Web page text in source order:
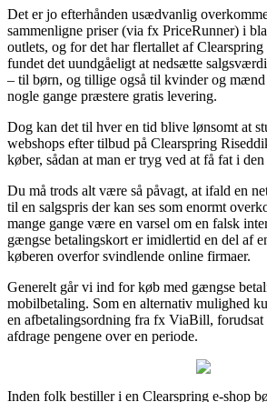
Det er jo efterhånden usædvanlig
sammenligne priser (via fx PriceRunner) i
outlets, og for det har flertallet af
fundet det uundgåeligt at nedsætte
– til børn, og tillige også til kvinder og mænd
nogle gange præstere gratis levering.
Dog kan det til hver en tid blive lønsomt at
webshops efter tilbud på Clearspring
køber, sådan at man er tryg ved at få fat i
Du må trods alt være så påvagt, at ifald en
til en salgspris der kan ses som enormt
mange gange være en varsel om en falsk
gængse betalingskort er imidlertid en del af
køberen overfor svindlende online firmaer.
Generelt går vi ind for køb med gængse
mobilbetaling. Som en alternativ mulighed
en afbetalingsordning fra fx ViaBill,
afdrage pengene over en periode.
Inden folk bestiller i en Clearspring e-shop